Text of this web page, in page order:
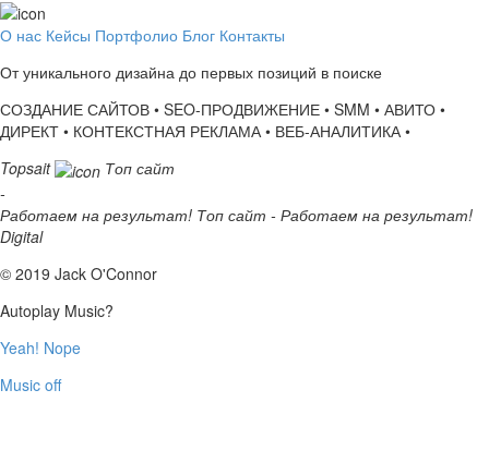
О нас Кейсы Портфолио Блог Контакты
От уникального дизайна до первых позиций в поиске
СОЗДАНИЕ САЙТОВ • SEO-ПРОДВИЖЕНИЕ • SMM • АВИТО •
ДИРЕКТ • КОНТЕКСТНАЯ РЕКЛАМА • ВЕБ-АНАЛИТИКА •
Topsait
Топ сайт
-
Работаем на результат! Топ сайт - Работаем на результат!
Digital
© 2019 Jack O'Connor
Autoplay Music?
Yeah! Nope
Music off